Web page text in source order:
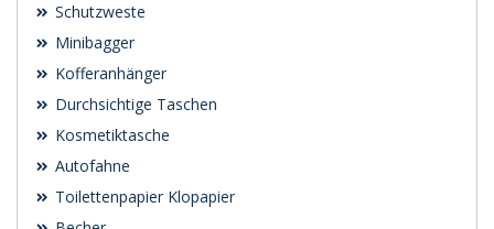
Schutzweste
Minibagger
Kofferanhänger
Durchsichtige Taschen
Kosmetiktasche
Autofahne
Toilettenpapier Klopapier